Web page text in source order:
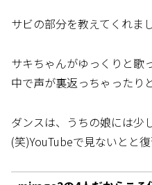
サビの部分を教えてくれま
サキちゃんがゆっくりと歌
中で声が裏返っちゃったり
ダンスは、うちの娘には少
(笑)YouTubeで見ないとと